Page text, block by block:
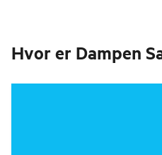
Hvor er Dampen